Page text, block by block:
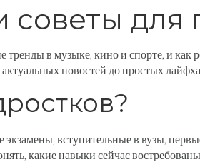
для
тренды в музыке, кино и спорте, и
новостей до простых
вступительные в вузы,
какие навыки сейчас